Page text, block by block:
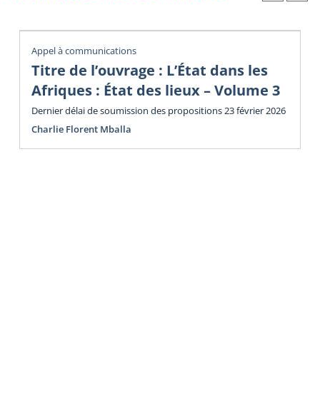
Appel à communications
Titre de l’ouvrage : L’État dans les
Afriques : État des lieux – Volume 3
Dernier délai de soumission des propositions 23 février 2026
Charlie Florent Mballa